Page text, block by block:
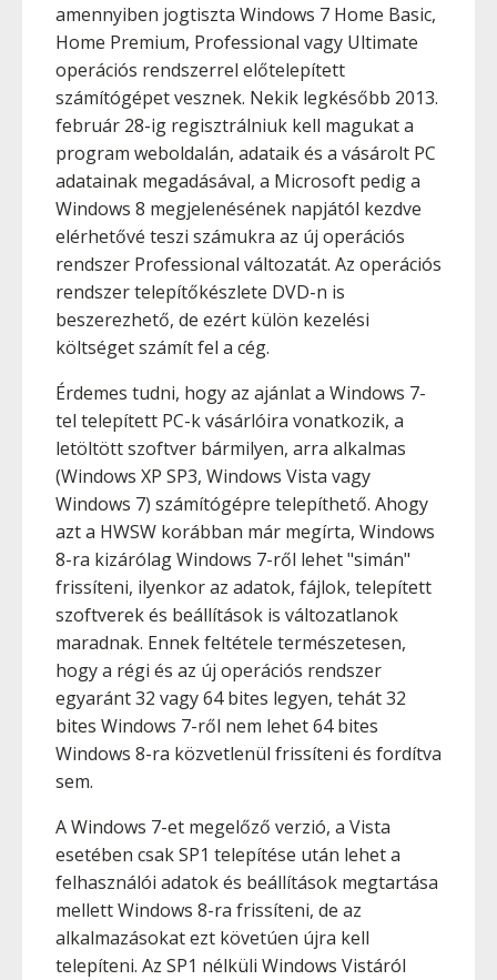
amennyiben jogtiszta Windows 7 Home Basic,
Home Premium, Professional vagy Ultimate
operációs rendszerrel előtelepített
számítógépet vesznek. Nekik legkésőbb 2013.
február 28-ig regisztrálniuk kell magukat a
program weboldalán, adataik és a vásárolt PC
adatainak megadásával, a Microsoft pedig a
Windows 8 megjelenésének napjától kezdve
elérhetővé teszi számukra az új operációs
rendszer Professional változatát. Az operációs
rendszer telepítőkészlete DVD-n is
beszerezhető, de ezért külön kezelési
költséget számít fel a cég.
Érdemes tudni, hogy az ajánlat a Windows 7-
tel telepített PC-k vásárlóira vonatkozik, a
letöltött szoftver bármilyen, arra alkalmas
(Windows XP SP3, Windows Vista vagy
Windows 7) számítógépre telepíthető. Ahogy
azt a HWSW korábban már megírta, Windows
8-ra kizárólag Windows 7-ről lehet "simán"
frissíteni, ilyenkor az adatok, fájlok, telepített
szoftverek és beállítások is változatlanok
maradnak. Ennek feltétele természetesen,
hogy a régi és az új operációs rendszer
egyaránt 32 vagy 64 bites legyen, tehát 32
bites Windows 7-ről nem lehet 64 bites
Windows 8-ra közvetlenül frissíteni és fordítva
sem.
A Windows 7-et megelőző verzió, a Vista
esetében csak SP1 telepítése után lehet a
felhasználói adatok és beállítások megtartása
mellett Windows 8-ra frissíteni, de az
alkalmazásokat ezt követúen újra kell
telepíteni. Az SP1 nélküli Windows Vistáról